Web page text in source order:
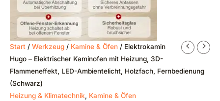
Start / Werkzeug / Kamine & Öfen / Elektrokamin
Hugo – Elektrischer Kaminofen mit Heizung, 3D-
Flammeneffekt, LED-Ambientelicht, Holzfach, Fernbedienung
(Schwarz)
Heizung & Klimatechnik
Kamine & Öfen